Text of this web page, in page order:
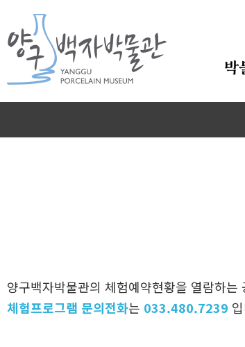
박
양구백자박물관의 체험예약현황을 열람하는
체험프로그램 문의전화는 033.480.7239